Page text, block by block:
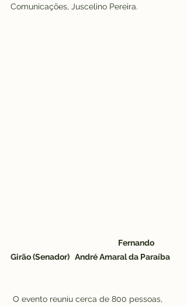
Comunicações, Juscelino Pereira.
Fernando
Girão (Senador)   André Amaral da Paraíba